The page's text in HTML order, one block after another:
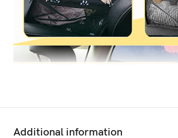
Additional information